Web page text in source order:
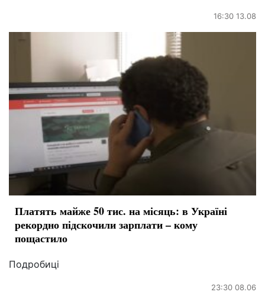
16:30 13.08
Платять майже 50 тис. на місяць: в Україні
рекордно підскочили зарплати – кому
пощастило
Подробиці
23:30 08.06